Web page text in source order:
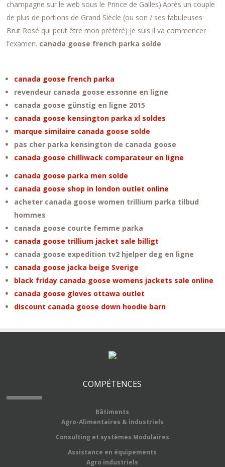
champagne sur le web sous le Prince de Galles).Après un couple
de plus de portions de Grand Siècle (ou son / ses fabuleuses
Brut Rosé qui peut être mon préféré) je suis il va commencer
l'examen. canada goose french parka solde
canada goose french parka
revendeur canada goose essonne en ligne
canada goose günstig en ligne 2015
canada goose kensington parka xl soldes
marque similaire canada goose solde
pas cher parka kensington de canada goose
canada goose chilliwack comparateur en ligne
canada goose parka men solde
canada goose shop in london outlet online
acheter canada goose women trillium parka tilbud
hommes
canada goose courte femme parka
canada goose trillium jacket sale billigt
canada goose expedition tv2 hjelper deg en ligne
canada goose jacka beige Sverige
black friday canada goose womens jackets sale online
canada goose gloves ottawa outlet
discount canada goose down hoodie barn
COMPÉTENCES
Bâtiments
Agro-Alimentaires & industriels
Consulting et systèmes Modulaires
Assistance en équipements
Agro industriels